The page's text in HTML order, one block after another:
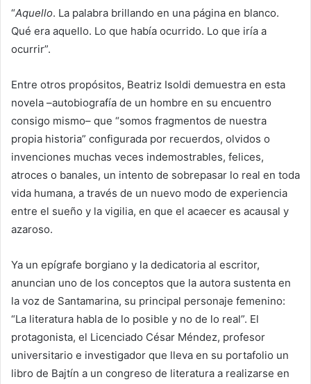
“Aquello. La palabra brillando en una página en blanco.
Qué era aquello. Lo que había ocurrido. Lo que iría a
ocurrir”.
Entre otros propósitos, Beatriz Isoldi demuestra en esta
novela –autobiografía de un hombre en su encuentro
consigo mismo– que “somos fragmentos de nuestra
propia historia” configurada por recuerdos, olvidos o
invenciones muchas veces indemostrables, felices,
atroces o banales, un intento de sobrepasar lo real en toda
vida humana, a través de un nuevo modo de experiencia
entre el sueño y la vigilia, en que el acaecer es acausal y
azaroso.
Ya un epígrafe borgiano y la dedicatoria al escritor,
anuncian uno de los conceptos que la autora sustenta en
la voz de Santamarina, su principal personaje femenino:
“La literatura habla de lo posible y no de lo real”. El
protagonista, el Licenciado César Méndez, profesor
universitario e investigador que lleva en su portafolio un
libro de Bajtín a un congreso de literatura a realizarse en